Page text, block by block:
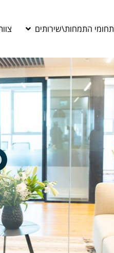
תחומי התמחות\שירותים